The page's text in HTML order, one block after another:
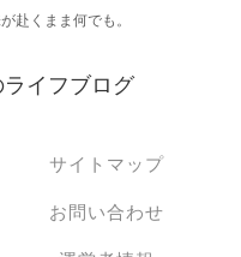
赴くまま何でも。
イフブログ
サイトマップ
お問い合わせ